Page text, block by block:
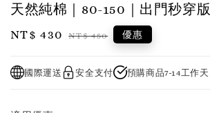
天然純棉｜80-150｜出門秒穿版
Sale
NT$ 430 Regular
NT$ 450 優惠
國際運送 安全支付 預購商品7-14工作天